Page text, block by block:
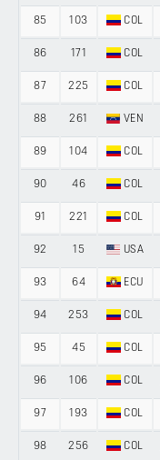
85 103 COL
86 171 COL
87 225 COL
88 261 VEN
89 104 COL
90 46 COL
91 221 COL
92 15 USA
93 64 ECU
94 253 COL
95 45 COL
96 106 COL
97 193 COL
98 256 COL